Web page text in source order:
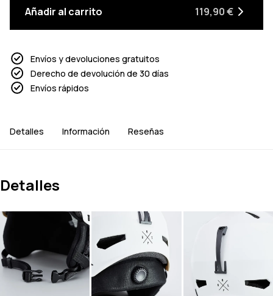
Añadir al carrito 119,90 €
Envíos y devoluciones gratuitos
Derecho de devolución de 30 días
Envíos rápidos
Detalles Información Reseñas
Detalles